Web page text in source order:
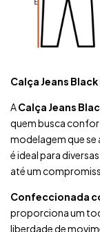
Calça Jeans
ACalça Jeans
quem busca
modelagem que
é ideal para
até um
Confeccionada
proporciona um
liberdade de